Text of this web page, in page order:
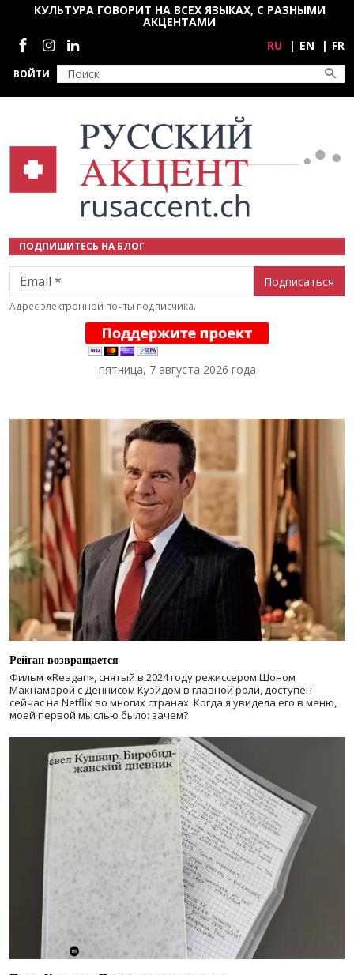
Перейти к основному содержанию
ВОЙТИ
КУЛЬТУРА ГОВОРИТ НА ВСЕХ ЯЗЫКАХ, С РАЗНЫМИ
АКЦЕНТАМИ
Социальные сети
RU EN FR
ПОДПИШИТЕСЬ НА БЛОГ
Email
Адрес электронной почты подписчика.
пятница, 7 августа 2026 года
Рейган возвращается
Фильм «Reagan», снятый в 2024 годурежиссером Шоном
Макнамарой с Деннисом Куэйдом в главной роли, доступен
сейчас на Netflix во многих странах. Когда я увидела его в меню,
моей первой мыслью было: зачем?